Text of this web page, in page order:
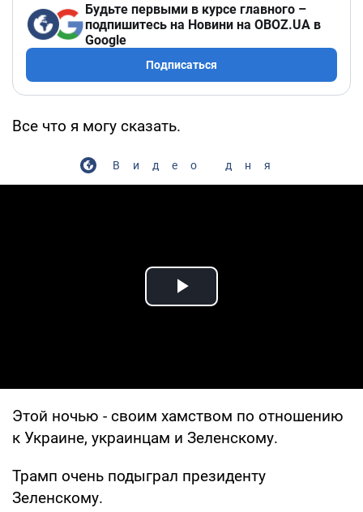
Будьте первыми в курсе главного –
подпишитесь на Новини на OBOZ.UA в
Google
Подписаться
Все что я могу сказать.
Видео дня
Play Video
Этой ночью - своим хамством по отношению
к Украине, украинцам и Зеленскому.
Трамп очень подыграл президенту
Зеленскому.